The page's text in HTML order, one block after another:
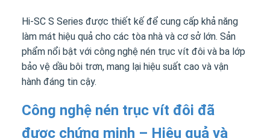
Hi-SC S Series được thiết kế để cung cấp khả năng
làm mát hiệu quả cho các tòa nhà và cơ sở lớn. Sản
phẩm nổi bật với công nghệ nén trục vít đôi và ba lớp
bảo vệ dầu bôi trơn, mang lại hiệu suất cao và vận
hành đáng tin cậy.
Công nghệ nén trục vít đôi đã
được chứng minh – Hiệu quả và